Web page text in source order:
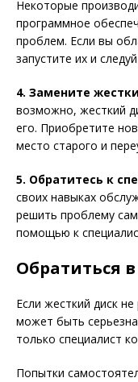
Некоторые
программное
проблем. Если вы
запустите их и
4. Замените
возможно, жесткий
его. Приобретите
место старого и
5. Обратитесь к
своих навыках
решить проблему
помощью к
Обратиться
Если жесткий диск
может быть
только специалист
Попытки